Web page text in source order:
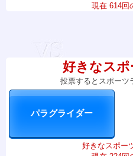
現在 614回
好きなスポ
投票するとスポーツ
好きなスポー